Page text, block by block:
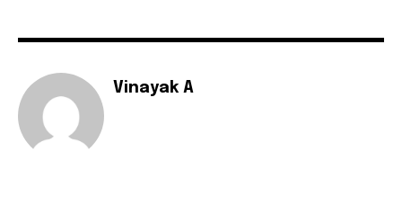
Vinayak A